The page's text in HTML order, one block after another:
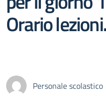
Orario lezioni.
Personale scolastico